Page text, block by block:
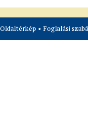
Oldaltérkép • Foglalási